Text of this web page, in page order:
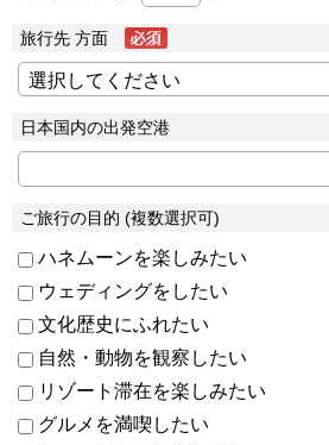
旅行先 方面
日本国内の出発空港
ご旅行の目的 (複数選択可)
ハネムーンを楽しみたい
ウェディングをしたい
文化歴史にふれたい
自然・動物を観察したい
リゾート滞在を楽しみたい
グルメを満喫したい